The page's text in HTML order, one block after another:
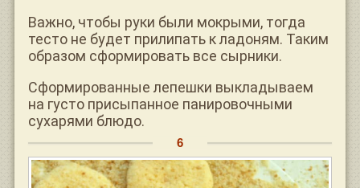
Важно, чтобы руки были мокрыми, тогда
тесто не будет прилипать к ладоням. Таким
образом сформировать все сырники.
Сформированные лепешки выкладываем
на густо присыпанное панировочными
сухарями блюдо.